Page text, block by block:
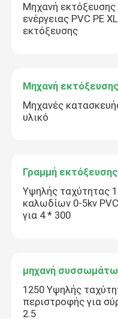
Μηχανή
ενέργειας PVC PE
εκτόξευσης
Μηχανή
Μηχανές
υλικό
Γραμμή
Υψηλής ταχύτητας
καλωδίων 0-5kv
για 4 * 300
μηχανή
1250 Υψηλής
περιστροφής για
2.5